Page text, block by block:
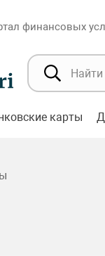
финансовых
карты